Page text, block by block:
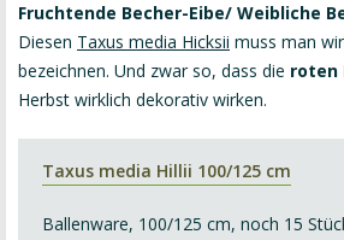
Fruchtende Becher-Eibe/ Weibliche
Diesen Taxus media Hicksii muss man
bezeichnen. Und zwar so, dass die roten
Herbst wirklich dekorativ wirken.
Taxus media Hillii 100/125 cm
Ballenware, 100/125 cm, noch 15